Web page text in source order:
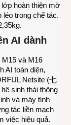
hoàn thiện mờ
trong chế tác.
AI dành
và M16
AI toàn diện,
Netsite (七
sinh thái thông
và máy tính
tác liền mạch
việc hiệu quả.